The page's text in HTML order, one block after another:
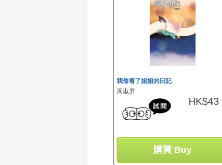
我偷看了姐姐的日記
周淑屏
HK$43
購買 Buy